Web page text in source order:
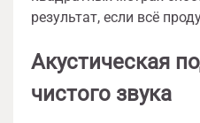
результат, если всё
Акустическая
чистого звука